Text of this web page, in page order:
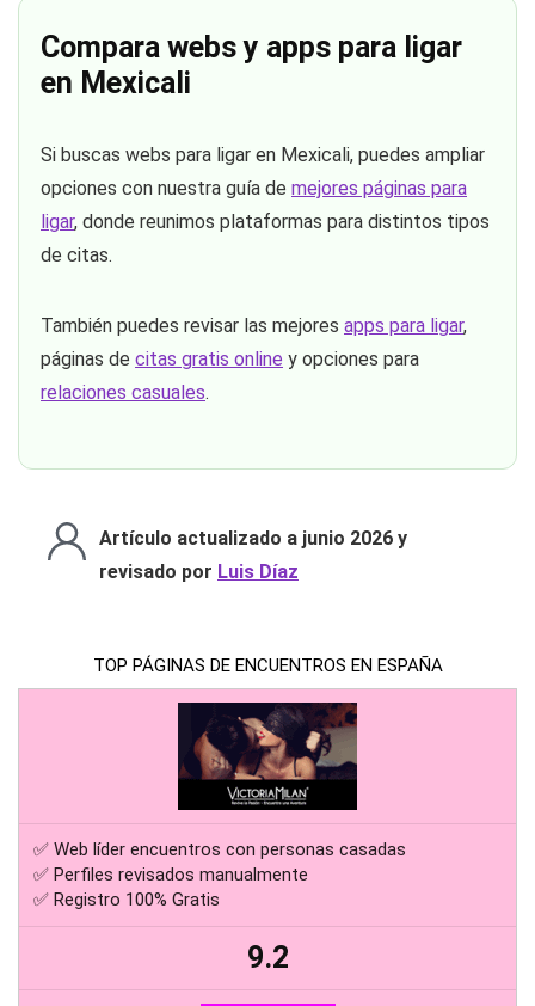
Compara webs y apps para ligar
en Mexicali
Si buscas webs para ligar en Mexicali, puedes ampliar
opciones con nuestra guía de mejores páginas para
ligar, donde reunimos plataformas para distintos tipos
de citas.
También puedes revisar las mejores apps para ligar,
páginas de citas gratis online y opciones para
relaciones casuales.
Artículo actualizado a junio 2026 y
revisado por Luis Díaz
TOP PÁGINAS DE ENCUENTROS EN ESPAÑA
✅ Web líder encuentros con personas casadas
✅ Perfiles revisados manualmente
✅ Registro 100% Gratis
9.2